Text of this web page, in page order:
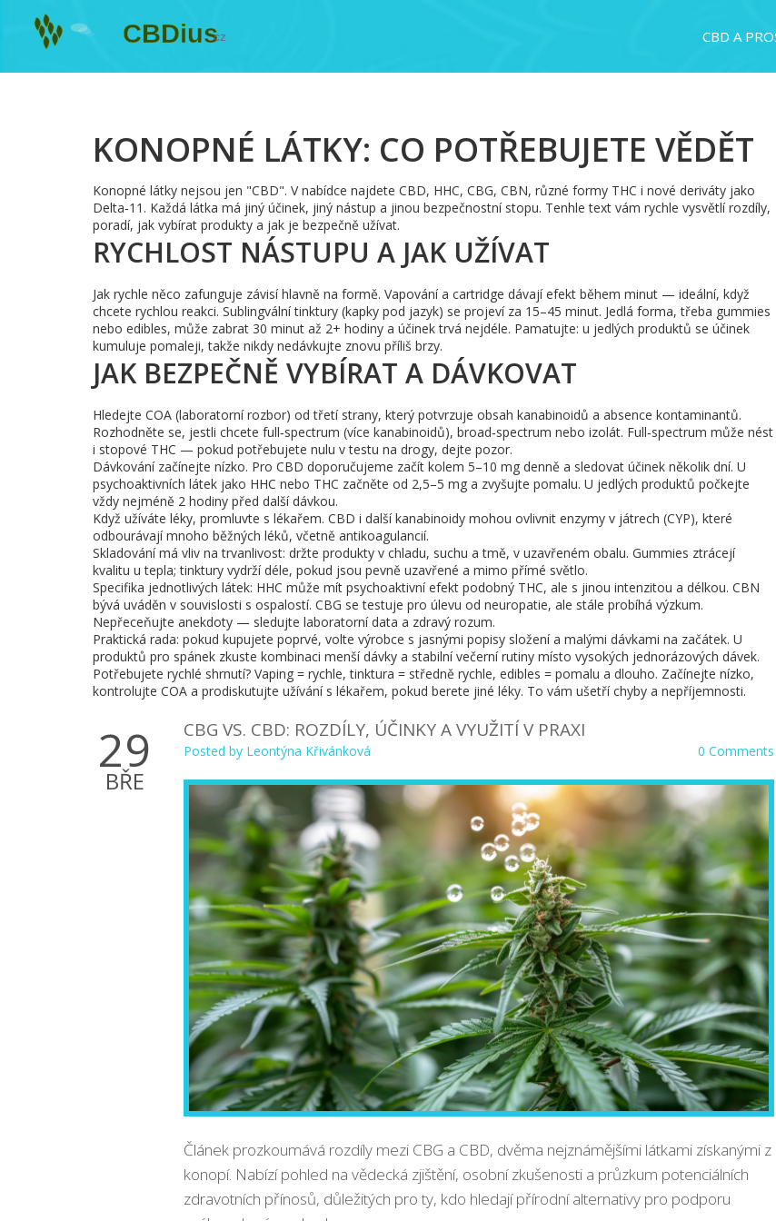
CBD A
KONOPNÉ LÁTKY: CO POTŘEBUJETE VĚDĚT
Konopné látky nejsou jen "CBD". V nabídce najdete CBD, HHC, CBG, CBN, různé formy THC i nové deriváty jako
Delta‑11. Každá látka má jiný účinek, jiný nástup a jinou bezpečnostní stopu. Tenhle text vám rychle vysvětlí rozdíly,
poradí, jak vybírat produkty a jak je bezpečně užívat.
RYCHLOST NÁSTUPU A JAK UŽÍVAT
Jak rychle něco zafunguje závisí hlavně na formě. Vapování a cartridge dávají efekt během minut — ideální, když
chcete rychlou reakci. Sublingvální tinktury (kapky pod jazyk) se projeví za 15–45 minut. Jedlá forma, třeba gummies
nebo edibles, může zabrat 30 minut až 2+ hodiny a účinek trvá nejdéle. Pamatujte: u jedlých produktů se účinek
kumuluje pomaleji, takže nikdy nedávkujte znovu příliš brzy.
JAK BEZPEČNĚ VYBÍRAT A DÁVKOVAT
Hledejte COA (laboratorní rozbor) od třetí strany, který potvrzuje obsah kanabinoidů a absence kontaminantů.
Rozhodněte se, jestli chcete full‑spectrum (více kanabinoidů), broad‑spectrum nebo izolát. Full‑spectrum může nést
i stopové THC — pokud potřebujete nulu v testu na drogy, dejte pozor.
Dávkování začínejte nízko. Pro CBD doporučujeme začít kolem 5–10 mg denně a sledovat účinek několik dní. U
psychoaktivních látek jako HHC nebo THC začněte od 2,5–5 mg a zvyšujte pomalu. U jedlých produktů počkejte
vždy nejméně 2 hodiny před další dávkou.
Když užíváte léky, promluvte s lékařem. CBD i další kanabinoidy mohou ovlivnit enzymy v játrech (CYP), které
odbourávají mnoho běžných léků, včetně antikoagulancií.
Skladování má vliv na trvanlivost: držte produkty v chladu, suchu a tmě, v uzavřeném obalu. Gummies ztrácejí
kvalitu u tepla; tinktury vydrží déle, pokud jsou pevně uzavřené a mimo přímé světlo.
Specifika jednotlivých látek: HHC může mít psychoaktivní efekt podobný THC, ale s jinou intenzitou a délkou. CBN
bývá uváděn v souvislosti s ospalostí. CBG se testuje pro úlevu od neuropatie, ale stále probíhá výzkum.
Nepřeceňujte anekdoty — sledujte laboratorní data a zdravý rozum.
Praktická rada: pokud kupujete poprvé, volte výrobce s jasnými popisy složení a malými dávkami na začátek. U
produktů pro spánek zkuste kombinaci menší dávky a stabilní večerní rutiny místo vysokých jednorázových dávek.
Potřebujete rychlé shrnutí? Vaping = rychle, tinktura = středně rychle, edibles = pomalu a dlouho. Začínejte nízko,
kontrolujte COA a prodiskutujte užívání s lékařem, pokud berete jiné léky. To vám ušetří chyby a nepříjemnosti.
29
BŘE
CBG VS. CBD: ROZDÍLY, ÚČINKY A VYUŽITÍ V PRAXI
Posted by Leontýna Křivánková 0 Comments
Článek prozkoumává rozdíly mezi CBG a CBD, dvěma nejznámějšími látkami získanými z
konopí. Nabízí pohled na vědecká zjištění, osobní zkušenosti a průzkum potenciálních
zdravotních přínosů, důležitých pro ty, kdo hledají přírodní alternativy pro podporu